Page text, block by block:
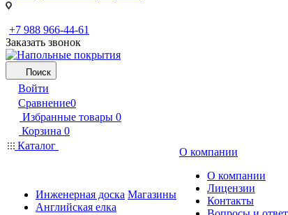
+7 988 966-44-61
Заказать звонок
Поиск
Войти
Сравнение0
Избранные товары 0
Корзина 0
Каталог
Инженерная доска
Английская елка
Магазины
О компании
О компании
Лицензии
Контакты